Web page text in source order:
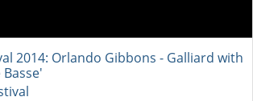
2014: Orlando Gibbons - Galliard with